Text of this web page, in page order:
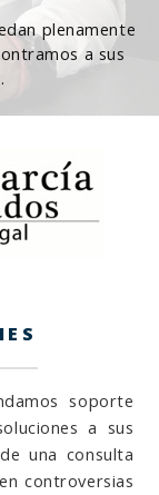
plenamente
a sus
soporte
a sus
una consulta
controversias